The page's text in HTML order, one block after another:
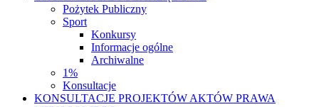
Pożytek Publiczny
Sport
Konkursy
Informacje ogólne
Archiwalne
1%
Konsultacje
KONSULTACJE PROJEKTÓW AKTÓW PRAWA